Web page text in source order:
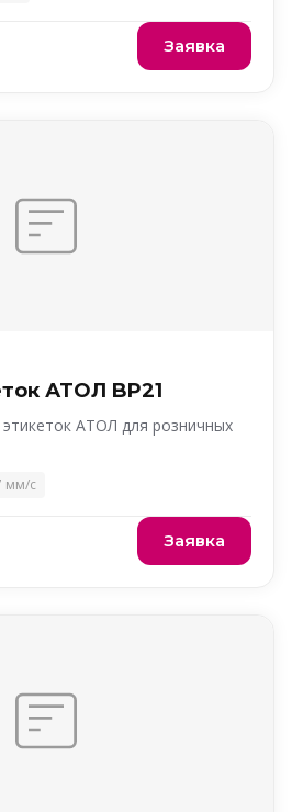
Заявка
АТОЛ BP21
АТОЛ для розничных
мм/с
Заявка